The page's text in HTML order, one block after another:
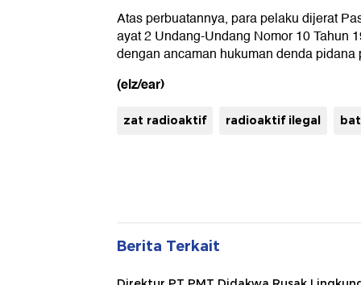
Atas perbuatannya, para pelaku dijerat
ayat 2 Undang-Undang Nomor 10 Tahun
dengan ancaman hukuman denda
(elz/ear)
zat radioaktif radioaktif ilegal
Berita Terkait